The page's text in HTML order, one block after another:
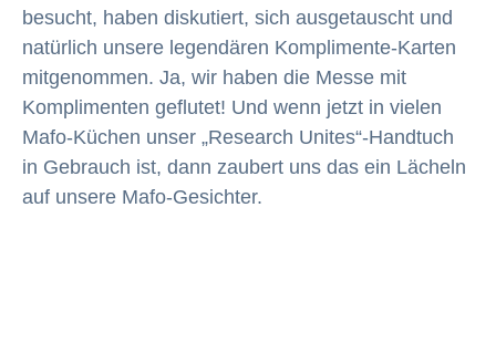
besucht, haben diskutiert, sich ausgetauscht und
natürlich unsere legendären Komplimente-Karten
mitgenommen. Ja, wir haben die Messe mit
Komplimenten geflutet! Und wenn jetzt in vielen
Mafo-Küchen unser „Research Unites“-Handtuch
in Gebrauch ist, dann zaubert uns das ein Lächeln
auf unsere Mafo-Gesichter.